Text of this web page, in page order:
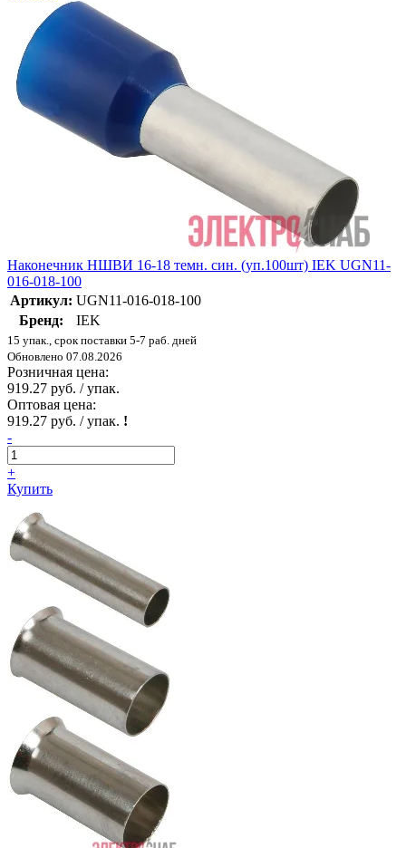
Наконечник НШВИ 16-18 темн. син. (уп.100шт) IEK UGN11-
016-018-100
Артикул: UGN11-016-018-100
Бренд:
IEK
15 упак., срок поставки 5-7 раб. дней
Обновлено 07.08.2026
Розничная цена:
919.27 руб. / упак.
Оптовая цена:
919.27 руб. / упак. !
-
+
Купить